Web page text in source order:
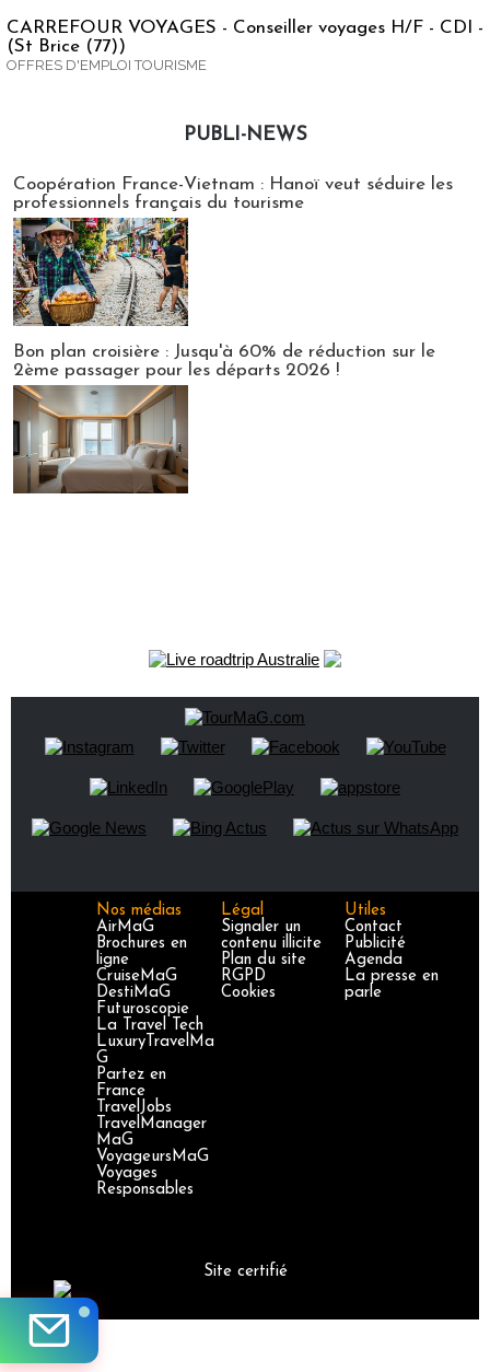
CARREFOUR VOYAGES - Conseiller voyages H/F - CDI -
(St Brice (77))
OFFRES D'EMPLOI TOURISME
PUBLI-NEWS
Coopération France-Vietnam : Hanoï veut séduire les
professionnels français du tourisme
Bon plan croisière : Jusqu'à 60% de réduction sur le
2ème passager pour les départs 2026 !
Nos médias
AirMaG
Brochures en
ligne
CruiseMaG
DestiMaG
Futuroscopie
La Travel Tech
LuxuryTravelMa
G
Partez en
France
TravelJobs
TravelManager
MaG
VoyageursMaG
Voyages
Responsables
Légal
Signaler un
contenu illicite
Plan du site
RGPD
Cookies
Utiles
Contact
Publicité
Agenda
La presse en
parle
Site certifié